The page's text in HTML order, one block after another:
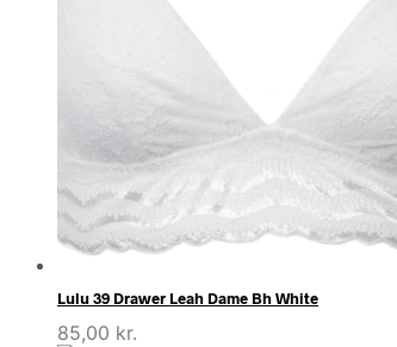
Lulu 39 Drawer Leah Dame Bh White
85,00 kr.